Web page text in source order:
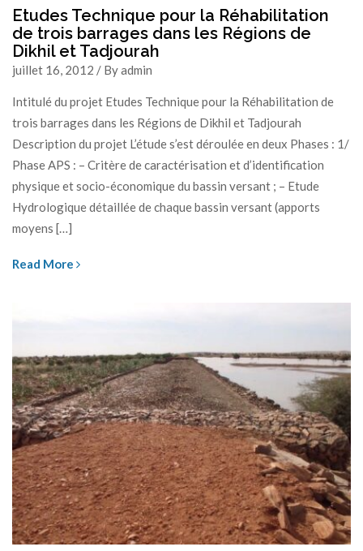
Etudes Technique pour la Réhabilitation
de trois barrages dans les Régions de
Dikhil et Tadjourah
juillet 16, 2012 / By admin
Intitulé du projet Etudes Technique pour la Réhabilitation de
trois barrages dans les Régions de Dikhil et Tadjourah
Description du projet L’étude s’est déroulée en deux Phases : 1/
Phase APS : – Critère de caractérisation et d’identification
physique et socio-économique du bassin versant ; – Etude
Hydrologique détaillée de chaque bassin versant (apports
moyens […]
Read More